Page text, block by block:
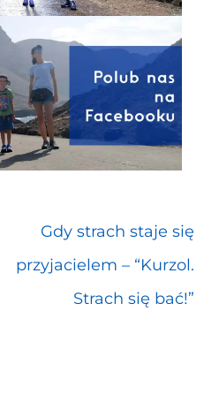
Gdy strach staje się
przyjacielem – “Kurzol.
Strach się bać!”